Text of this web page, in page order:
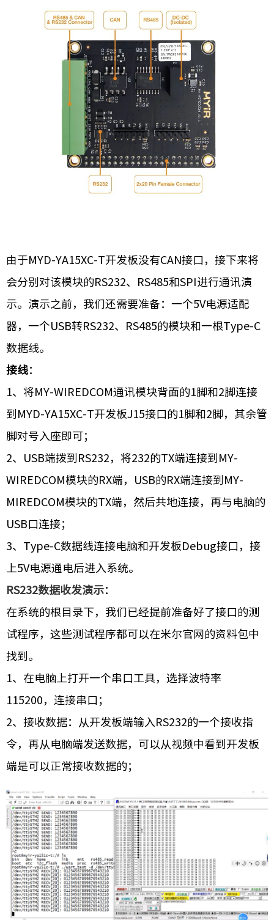
由于MYD-YA15XC-T开发板没有CAN接口，接下来将
会分别对该模块的RS232、RS485和SPI进行通讯演
示。演示之前，我们还需要准备：一个5V电源适配
器，一个USB转RS232、RS485的模块和一根Type-C
数据线。
接线：
1、将MY-WIREDCOM通讯模块背面的1脚和2脚连接
到MYD-YA15XC-T开发板J15接口的1脚和2脚，其余管
脚对号入座即可；
2、USB端拨到RS232，将232的TX端连接到MY-
WIREDCOM模块的RX端，USB的RX端连接到MY-
MIREDCOM模块的TX端，然后共地连接，再与电脑的
USB口连接；
3、Type-C数据线连接电脑和开发板Debug接口，接
上5V电源通电后进入系统。
RS232数据收发演示：
在系统的根目录下，我们已经提前准备好了接口的测
试程序，这些测试程序都可以在米尔官网的资料包中
找到。
1、在电脑上打开一个串口工具，选择波特率
115200，连接串口；
2、接收数据：从开发板端输入RS232的一个接收指
令，再从电脑端发送数据，可以从视频中看到开发板
端是可以正常接收数据的；